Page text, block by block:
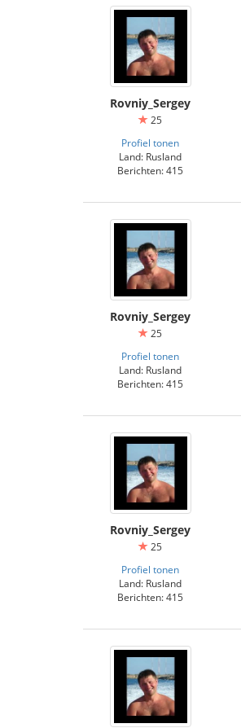
Rovniy_Sergey
25
Profiel tonen
Land: Rusland
Berichten: 415
Rovniy_Sergey
25
Profiel tonen
Land: Rusland
Berichten: 415
Rovniy_Sergey
25
Profiel tonen
Land: Rusland
Berichten: 415